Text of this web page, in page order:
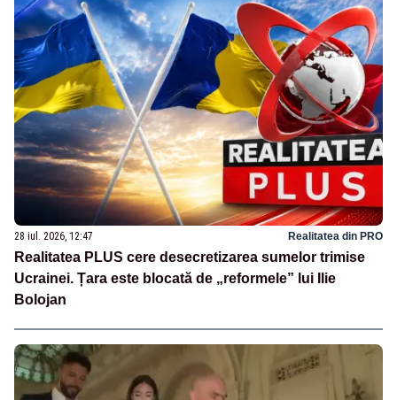
28 iul. 2026, 12:47 Realitatea din PRO
Realitatea PLUS cere desecretizarea sumelor trimise
Ucrainei. Țara este blocată de „reformele” lui Ilie
Bolojan